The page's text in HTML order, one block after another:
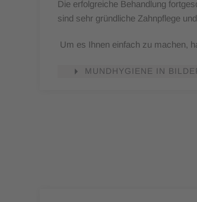
Die erfolgreiche Behandlung
sind sehr gründliche Zahnpflege
Um es Ihnen einfach zu machen,
MUNDHYGIENE IN